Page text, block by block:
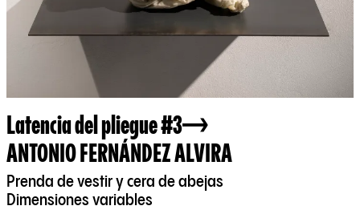
Latencia del pliegue #3
ANTONIO FERNÁNDEZ ALVIRA
Prenda de vestir y cera de abejas
Dimensiones variables